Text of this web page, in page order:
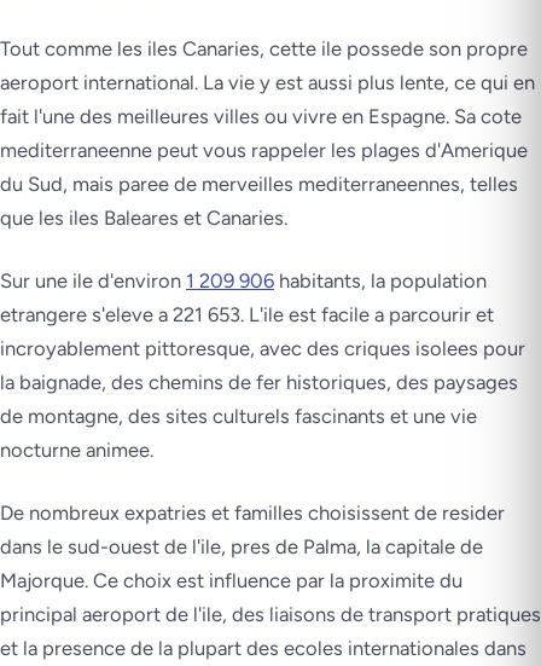
Tout comme les iles Canaries, cette ile possede son propre
aeroport international. La vie y est aussi plus lente, ce qui en
fait l'une des meilleures villes ou vivre en Espagne. Sa cote
mediterraneenne peut vous rappeler les plages d'Amerique
du Sud, mais paree de merveilles mediterraneennes, telles
que les iles Baleares et Canaries.
Sur une ile d'environ 1 209 906 habitants, la population
etrangere s'eleve a 221 653. L'ile est facile a parcourir et
incroyablement pittoresque, avec des criques isolees pour
la baignade, des chemins de fer historiques, des paysages
de montagne, des sites culturels fascinants et une vie
nocturne animee.
De nombreux expatries et familles choisissent de resider
dans le sud-ouest de l'ile, pres de Palma, la capitale de
Majorque. Ce choix est influence par la proximite du
principal aeroport de l'ile, des liaisons de transport pratiques
et la presence de la plupart des ecoles internationales dans